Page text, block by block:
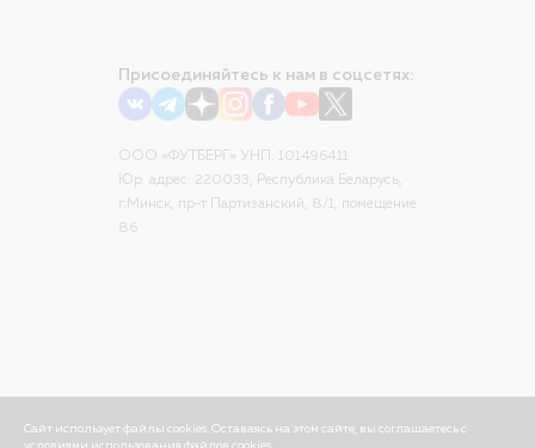
Присоединяйтесь к нам в соцсетях:
ООО «ФУТБЕРГ» УНП: 101496411
Юр. адрес: 220033, Республика Беларусь,
г.Минск, пр-т Партизанский, 8/1, помещение
86
Сайт использует файлы cookies. Оставаясь на этом сайте, вы соглашаетесь с
условиями использования файлов cookies.